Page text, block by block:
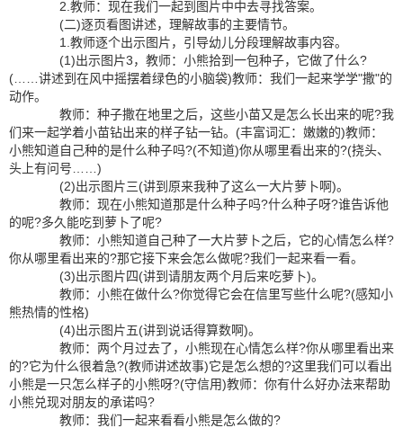
2.教师：现在我们一起到图片中中去寻找答案。
(二)逐页看图讲述，理解故事的主要情节。
1.教师逐个出示图片，引导幼儿分段理解故事内容。
(1)出示图片3，教师：小熊拾到一包种子，它做了什么?
(……讲述到在风中摇摆着绿色的小脑袋)教师：我们一起来学学"撒"的
动作。
教师：种子撒在地里之后，这些小苗又是怎么长出来的呢?我
们来一起学着小苗钻出来的样子钻一钻。(丰富词汇：嫩嫩的)教师：
小熊知道自己种的是什么种子吗?(不知道)你从哪里看出来的?(挠头、
头上有问号……)
(2)出示图片三(讲到原来我种了这么一大片萝卜啊)。
教师：现在小熊知道那是什么种子吗?什么种子呀?谁告诉他
的呢?多久能吃到萝卜了呢?
教师：小熊知道自己种了一大片萝卜之后，它的心情怎么样?
你从哪里看出来的?那它接下来会怎么做呢?我们一起来看一看。
(3)出示图片四(讲到请朋友两个月后来吃萝卜)。
教师：小熊在做什么?你觉得它会在信里写些什么呢?(感知小
熊热情的性格)
(4)出示图片五(讲到说话得算数啊)。
教师：两个月过去了，小熊现在心情怎么样?你从哪里看出来
的?它为什么很着急?(教师讲述故事)它是怎么想的?这里我们可以看出
小熊是一只怎么样子的小熊呀?(守信用)教师：你有什么好办法来帮助
小熊兑现对朋友的承诺吗?
教师：我们一起来看看小熊是怎么做的?